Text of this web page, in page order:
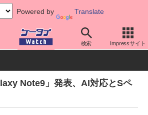
Powered by Translate
検索 Impressサイト
Android Galaxy
Note9」発表、AI対応とSペ